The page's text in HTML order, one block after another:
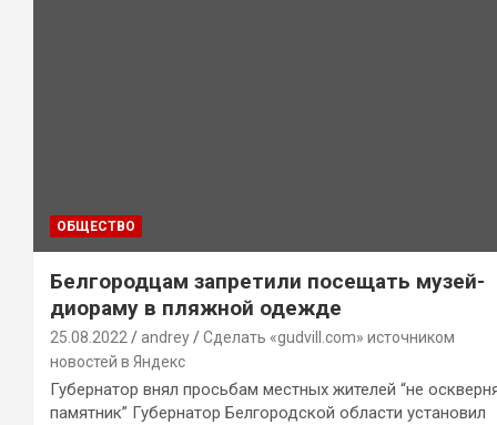
ОБЩЕСТВО
Белгородцам запретили посещать музей-
диораму в пляжной одежде
25.08.2022 andrey
Сделать «gudvill.com» источником
новостей в Яндекс
Губернатор внял просьбам местных жителей “не
памятник” Губернатор Белгородской области установил